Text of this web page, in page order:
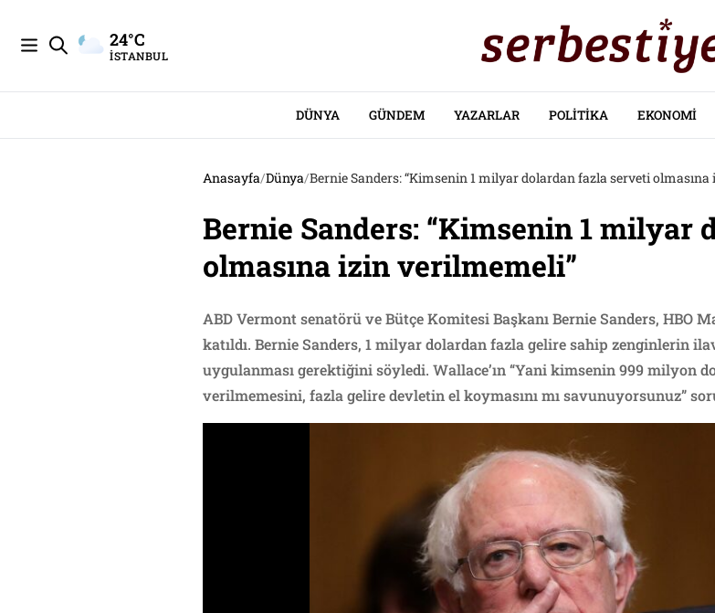
24°C
İSTANBUL
DÜNYA GÜNDEM YAZARLAR POLITIKA EKONOMI
Anasayfa/Dünya/Bernie Sanders: “Kimsenin 1 milyar dolardan fazla serveti
Bernie Sanders: “Kimsenin 1 milyar
olmasına izin verilmemeli”
ABD Vermont senatörü ve Bütçe Komitesi Başkanı Bernie Sanders, HBO
katıldı. Bernie Sanders, 1 milyar dolardan fazla gelire sahip zenginlerin
uygulanması gerektiğini söyledi. Wallace’ın “Yani kimsenin 999 milyon
verilmemesini, fazla gelire devletin el koymasını mı savunuyorsunuz”